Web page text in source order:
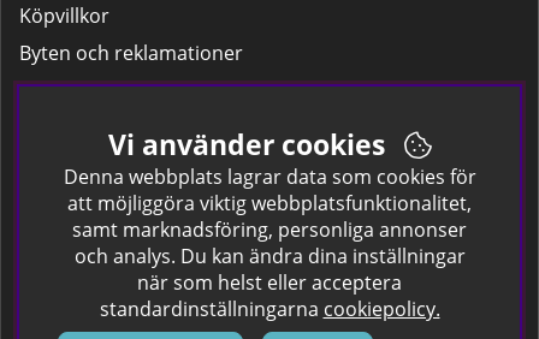
Köpvillkor
Byten och reklamationer
Leverans
Hitta färgkoden på bilen.
Företagskund
Om oss
Om Spraycan
Vi använder cookies
Denna webbplats lagrar data som cookies för
att möjliggöra viktig webbplatsfunktionalitet,
samt marknadsföring, personliga annonser
och analys. Du kan ändra dina inställningar
när som helst eller acceptera
standardinställningarna cookiepolicy.